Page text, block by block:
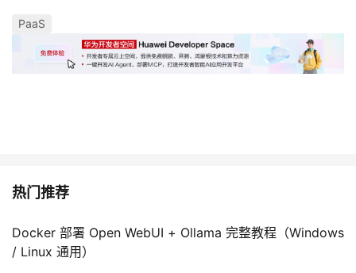
PaaS
热门推荐
Docker 部署 Open WebUI + Ollama 完整教程（Windows
/ Linux 通用）